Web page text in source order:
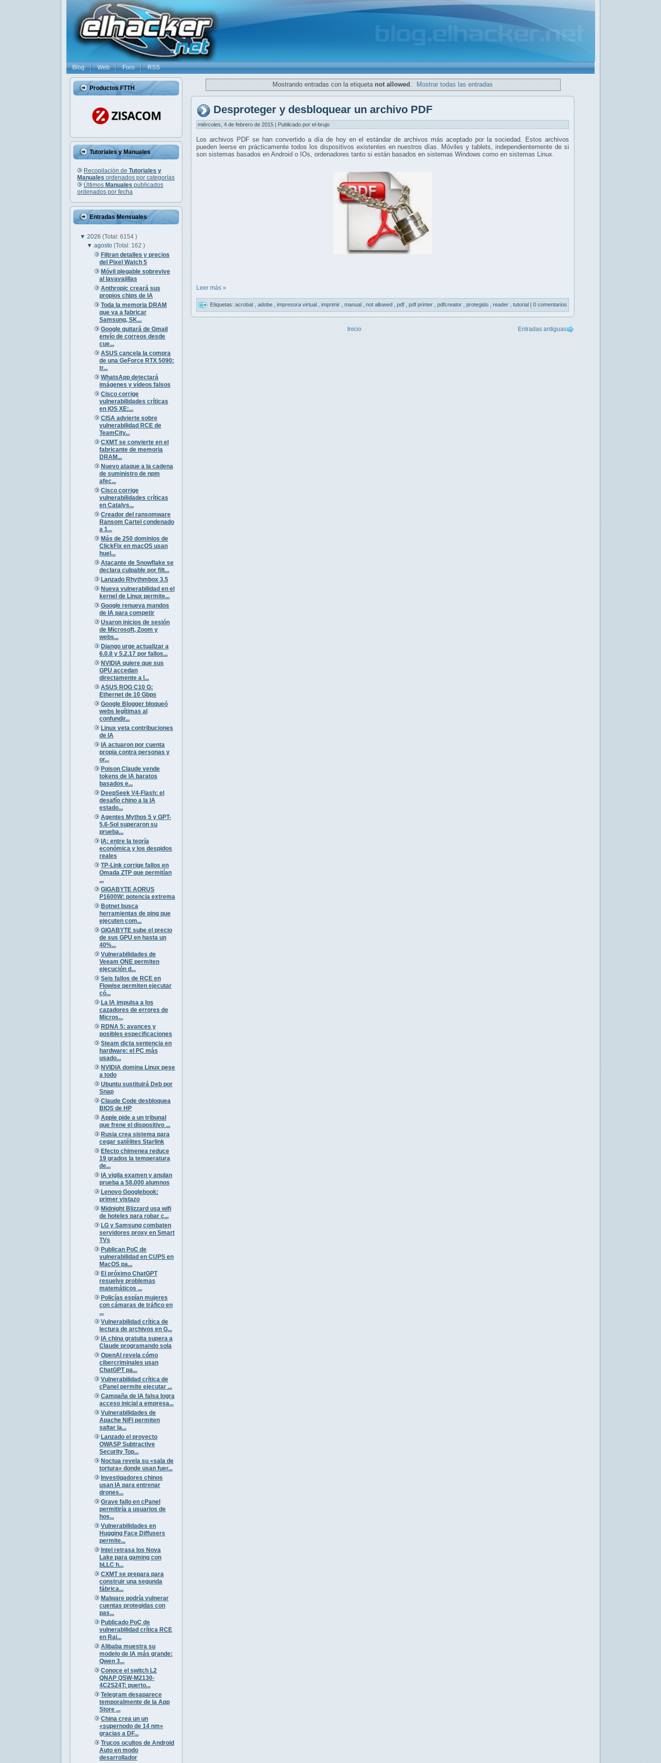
Blog Web Foro RSS
Productos FTTH
Tutoriales y Manuales
Recopilación de Tutoriales y
Manuales ordenados por categorías
Últimos Manuales publicados
ordenados por fecha
Entradas Mensuales
▼ 2026 (Total: 6154 )
▼agosto(Total: 162 )
Filtran detalles y precios
del Pixel Watch 5
Móvil plegable sobrevive
al lavavajillas
Anthropic creará sus
propios chips de IA
Toda la memoria DRAM
que va a fabricar
Samsung, SK...
Google quitará de Gmail
envío de correos desde
cue...
ASUS cancela la compra
de una GeForce RTX 5090:
tr...
WhatsApp detectará
imágenes y vídeos falsos
Cisco corrige
vulnerabilidades críticas
en IOS XE:...
CISA advierte sobre
vulnerabilidad RCE de
TeamCity...
CXMT se convierte en el
fabricante de memoria
DRAM...
Nuevo ataque a la cadena
de suministro de npm
afec...
Cisco corrige
vulnerabilidades críticas
en Catalys...
Creador del ransomware
Ransom Cartel condenado
a 1...
Más de 250 dominios de
ClickFix en macOS usan
huel...
Atacante de Snowflake se
declara culpable por filt...
Lanzado Rhythmbox 3.5
Nueva vulnerabilidad en el
kernel de Linux permite...
Google renueva mandos
de IA para competir
Usaron inicios de sesión
de Microsoft, Zoom y
webs...
Django urge actualizar a
6.0.8 y 5.2.17 por fallos...
NVIDIA quiere que sus
GPU accedan
directamente a l...
ASUS ROG C10 G:
Ethernet de 10 Gbps
Google Blogger bloqueó
webs legítimas al
confundir...
Linux veta contribuciones
de IA
IA actuaron por cuenta
propia contra personas y
or...
Poison Claude vende
tokens de IA baratos
basados e...
DeepSeek V4-Flash: el
desafío chino a la IA
estado...
Agentes Mythos 5 y GPT-
5.6-Sol superaron su
prueba...
IA: entre la teoría
económica y los despidos
reales
TP-Link corrige fallos en
Omada ZTP que permitían
...
GIGABYTE AORUS
P1600W: potencia extrema
Botnet busca
herramientas de ping que
ejecuten com...
GIGABYTE sube el precio
de sus GPU en hasta un
40%...
Vulnerabilidades de
Veeam ONE permiten
ejecución d...
Seis fallos de RCE en
Flowise permiten ejecutar
có...
La IA impulsa a los
cazadores de errores de
Micros...
RDNA 5: avances y
posibles especificaciones
Steam dicta sentencia en
hardware: el PC más
usado...
NVIDIA domina Linux pese
a todo
Ubuntu sustituirá Deb por
Snap
Claude Code desbloquea
BIOS de HP
Apple pide a un tribunal
que frene el dispositivo ...
Rusia crea sistema para
cegar satélites Starlink
Efecto chimenea reduce
19 grados la temperatura
de...
IA vigila examen y anulan
prueba a 58.000 alumnos
Lenovo Googlebook:
primer vistazo
Midnight Blizzard usa wifi
de hoteles para robar c...
LG y Samsung combaten
servidores proxy en Smart
TVs
Publican PoC de
vulnerabilidad en CUPS en
MacOS pa...
El próximo ChatGPT
resuelve problemas
matemáticos ...
Policías espían mujeres
con cámaras de tráfico en
...
Vulnerabilidad crítica de
lectura de archivos en G...
IA china gratuita supera a
Claude programando sola
OpenAI revela cómo
cibercriminales usan
ChatGPT pa...
Vulnerabilidad crítica de
cPanel permite ejecutar ...
Campaña de IA falsa logra
acceso inicial a empresa...
Vulnerabilidades de
Apache NiFi permiten
saltar la...
Lanzado el proyecto
OWASP Subtractive
Security Top...
Noctua revela su «sala de
tortura» donde usan fuer...
Investigadores chinos
usan IA para entrenar
drones...
Grave fallo en cPanel
permitiría a usuarios de
hos...
Vulnerabilidades en
Hugging Face Diffusers
permite...
Intel retrasa los Nova
Lake para gaming con
bLLC h...
CXMT se prepara para
construir una segunda
fábrica...
Malware podría vulnerar
cuentas protegidas con
pas...
Publicado PoC de
vulnerabilidad crítica RCE
en Rai...
Alibaba muestra su
modelo de IA más grande:
Qwen 3...
Conoce el switch L2
QNAP QSW-M2130-
4C2S24T: puerto...
Telegram desaparece
temporalmente de la App
Store ...
China crea un un
«supernodo de 14 nm»
gracias a DF...
Trucos ocultos de Android
Auto en modo
desarrollador
Mostrando entradas con la etiqueta not allowed Mostrar todas las entradas
Desproteger y desbloquear un archivo PDF
miércoles, 4 de febrero de 2015 | Publicado por el-brujo
Los archivos PDF se han convertido a día de hoy en el estándar de archivos más aceptado por la sociedad. Estos archivos
pueden leerse en prácticamente todos los dispositivos existentes en nuestros días. Móviles y tablets, independientemente de si
son sistemas basados en Android o IOs, ordenadores tanto si están basados en sistemas Windows como en sistemas Linux.
Leer más »
Etiquetas: acrobat adobe impresora virtual imprimir manual not allowed pdf pdf printer pdfcreator protegido reader tutorial | 0 comentarios
Entradas antiguas
Inicio